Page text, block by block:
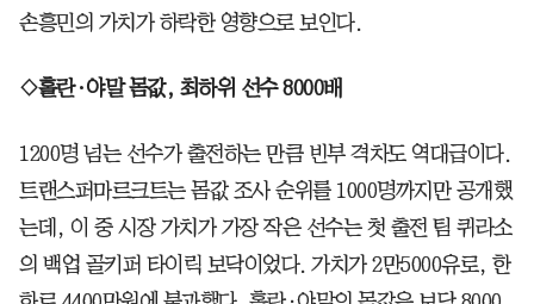
손흥민의 가치가 하락한 영향으로 보인다.
◇홀란·야말 몸값, 최하위 선수 8000배
1200명 넘는 선수가 출전하는 만큼 빈부 격차도 역대급이다.
트랜스퍼마르크트는 몸값 조사 순위를 1000명까지만 공개했
는데, 이 중 시장 가치가 가장 작은 선수는 첫 출전 팀 퀴라소
의 백업 골키퍼 타이릭 보닥이었다. 가치가 2만5000유로, 한